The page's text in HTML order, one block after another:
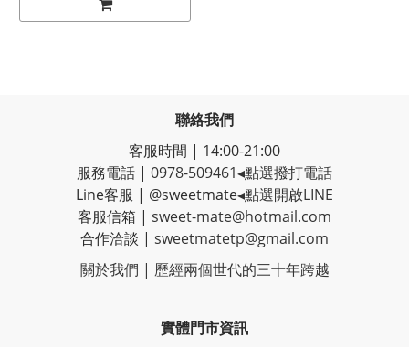
聯絡我們
客服時間 | 14:00-21:00
服務電話 | 0978-509461◂點選撥打電話
Line客服 | @sweetmate◂點選開啟LINE
客服信箱 | sweet-mate@hotmail.com
合作洽談 | sweetmatetp@gmail.com
關於我們 | 歷經兩個世代的三十年跨越
實體門市資訊